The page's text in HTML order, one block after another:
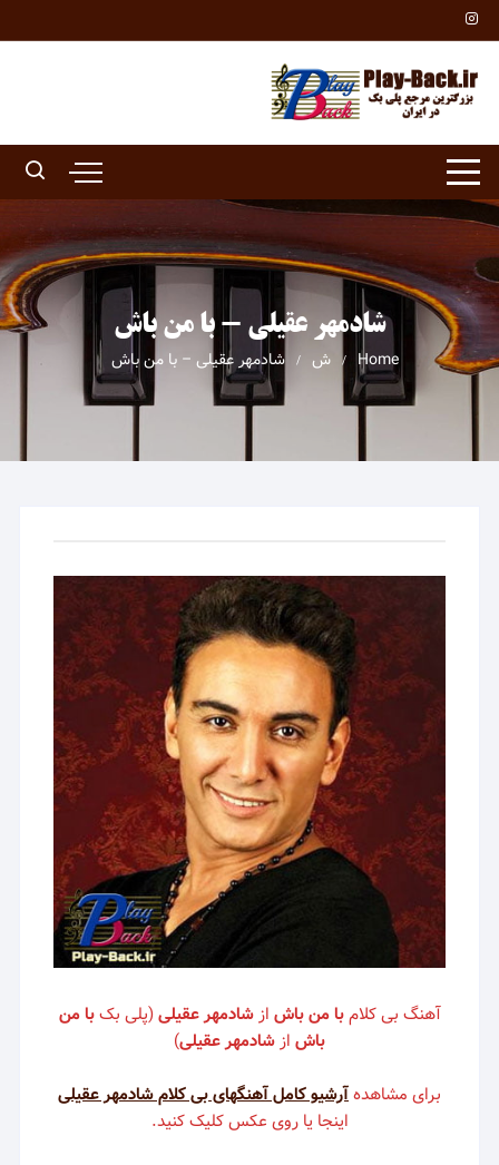
Skip
to
content
شادمهر عقیلی - با من باش
Home ش شادمهر عقیلی – با من باش
آهنگ بی کلامبا من باش ازشادمهر عقیلی(پلی بکبا من
باش از شادمهر عقیلی)
برای مشاهدهآرشیو کامل آهنگهای بی کلام شادمهر عقیلی
اینجا یا روی عکس کلیک کنید.